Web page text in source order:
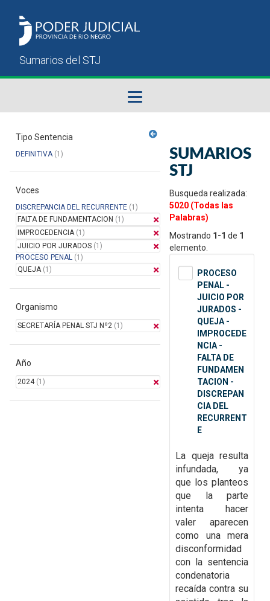
Sumarios del STJ
Manual del Usuario
Tipo Sentencia
DEFINITIVA(1)
Voces
DISCREPANCIA DEL RECURRENTE (1)
FALTA DE FUNDAMENTACION (1)
IMPROCEDENCIA(1)
JUICIO POR JURADOS (1)
PROCESO PENAL (1)
QUEJA(1)
Organismo
SECRETARÍA PENAL STJ Nº2 (1)
Año
2024(1)
SUMARIOS
STJ
Busqueda realizada:
5020 (Todas las
Palabras)
Mostrando 1-1 de 1
elemento.
PROCESO
PENAL -
JUICIO POR
JURADOS -
QUEJA -
IMPROCEDE
NCIA -
FALTA DE
FUNDAMEN
TACION -
DISCREPAN
CIA DEL
RECURRENT
E
La queja resulta
infundada, ya
que los planteos
que la parte
intenta hacer
valer aparecen
como una mera
disconformidad
con la sentencia
condenatoria
recaída contra su